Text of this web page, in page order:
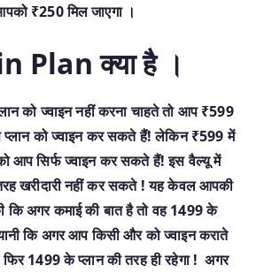
₹250 मिल जाएगा ।
Plan क्या है ।
को ज्वाइन नहीं करना चाहते तो आप ₹599
को ज्वाइन कर सकते हैं! लेकिन ₹599 में
को आप सिर्फ ज्वाइन कर सकते हैं! इस वैल्यू में
खरीदारी नहीं कर सकते ! यह केवल आपकी
कि अगर कमाई की बात है तो वह 1499 के
कि अगर आप किसी और को ज्वाइन कराते
फिर 1499 के प्लान की तरह ही रहेगा ! अगर